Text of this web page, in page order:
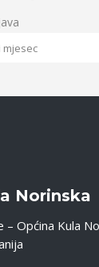
Norinska
– Općina Kula